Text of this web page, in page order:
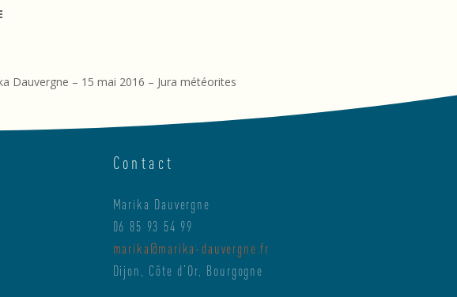
Dauvergne – 15 mai 2016 – Jura météorites
Contact
Marika Dauvergne
06 85 93 54 99
marika@marika-dauvergne.fr
Dijon, Côte d’Or, Bourgogne